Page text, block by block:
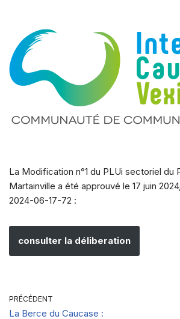
La Modification n°1 du PLUi sectoriel du
Martainville a été approuvé le 17 juin
2024-06-17-72 :
consulter la déliberation
PRÉCÉDENT
La Berce du Caucase :